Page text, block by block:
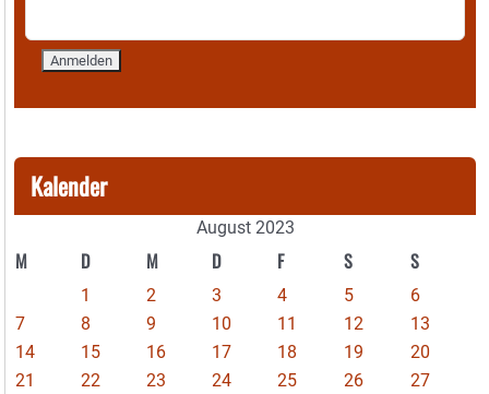
Kalender
August 2023
M D M D F S S
1 2 3 4 5
6
7
8 9 10 11 12
13
14
15 16 17 18 19
20
21
22 23 24 25 26
27